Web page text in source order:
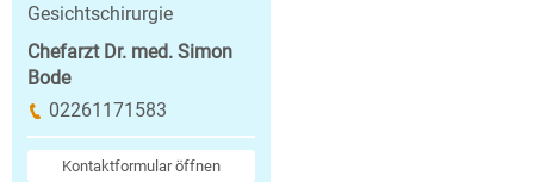
Gesichtschirurgie
Chefarzt Dr. med. Simon
Bode
02261171583
Kontaktformular öffnen